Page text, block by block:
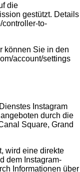
die
gestützt. Details
controller-to-
können Sie in den
account/settings
Instagram
durch die
Square, Grand
wird eine direkte
dem Instagram-
Informationen über